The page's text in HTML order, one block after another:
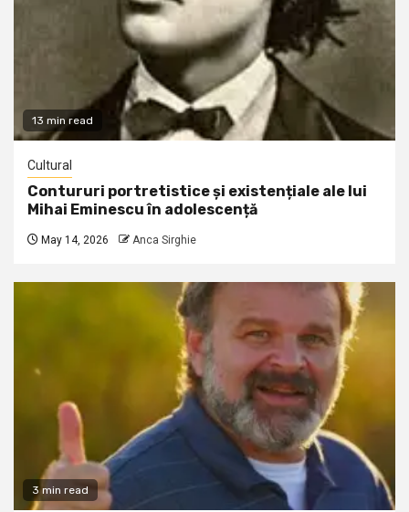
13 min read
Cultural
Contururi portretistice și existențiale ale lui
Mihai Eminescu în adolescență
May 14, 2026 Anca Sirghie
3 min read